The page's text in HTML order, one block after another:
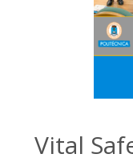
Vital